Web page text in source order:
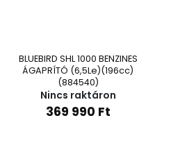
BLUEBIRD SHL 1000 BENZINES
ÁGAPRÍTÓ (6,5Le)(196cc)
(884540)
Nincs raktáron
369 990 Ft